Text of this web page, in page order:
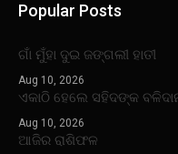
Popular Posts
ଗାଁ ମୁଁହା ଦୁଇ ଜଙ୍ଗଲୀ ହାତୀ
Aug 10, 2026
ଏକାଠି ହେଲେ ସହିଦଙ୍କ
Aug 10, 2026
ଆଜିର ରାଶିଫଳ